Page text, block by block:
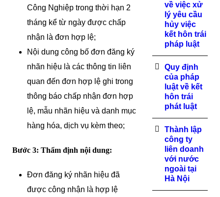
Công Nghiệp trong thời hạn 2
tháng kể từ ngày được chấp
nhận là đơn hợp lệ;
Nội dung công bố đơn đăng ký
nhãn hiệu là các thông tin liên
quan đến đơn hợp lệ ghi trong
thông báo chấp nhận đơn hợp
lệ, mẫu nhãn hiệu và danh mục
hàng hóa, dịch vụ kèm theo;
Bước 3: Thẩm định nội dung:
Đơn đăng ký nhãn hiệu đã
được công nhận là hợp lệ
về việc xử
lý yêu cầu
hủy việc
kết hôn trái
pháp luật
Quy định
của pháp
luật về kết
hôn trái
phát luật
Thành lập
công ty
liên doanh
với nước
ngoài tại
Hà Nội